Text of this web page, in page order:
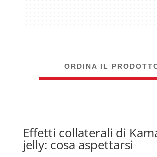
ORDINA IL
Effetti collaterali di
jelly: cosa aspettarsi